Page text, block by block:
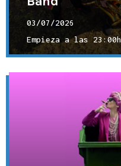
03/07/2026
Empieza a las